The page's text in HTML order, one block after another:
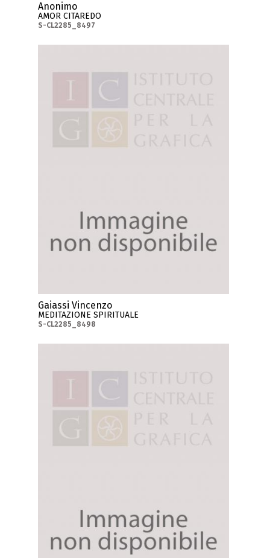
Anonimo
AMOR CITAREDO
S-CL2285_8497
Gaiassi Vincenzo
MEDITAZIONE SPIRITUALE
S-CL2285_8498